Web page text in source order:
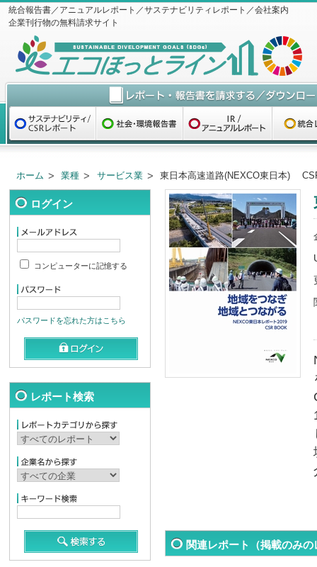
統合報告書／アニュアルレポート／サステナビリティレポート／会社案内
企業刊行物の無料請求サイト
ホーム 業種 サービス業 東日本高速道路(NEXCO東日本)
ログイン
コンピューターに記憶する
パスワードを忘れた方はこちら
レポート検索
関連レポート（掲載のみ